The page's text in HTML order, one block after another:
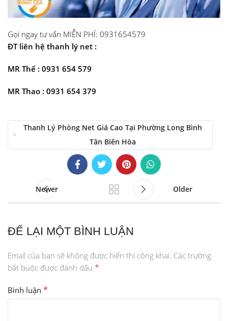
Gọi ngay tư vấn MIỄN PHÍ: 0931654579
ĐT liên hệ thanh lý net :
MR Thể : 0931 654 579
MR Thao : 0931 654 379
Thanh Lý Phòng Net Giá Cao Tại Phường Long Bình
Tân Biên Hòa
Newer Older
ĐỂ LẠI MỘT BÌNH LUẬN
Email của bạn sẽ không được hiển thị công khai. Các trường
bắt buộc được đánh dấu *
Bình luận *